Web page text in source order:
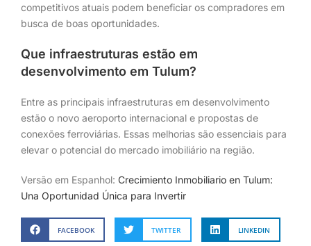
competitivos atuais podem beneficiar os compradores em
busca de boas oportunidades.
Que infraestruturas estão em
desenvolvimento em Tulum?
Entre as principais infraestruturas em desenvolvimento
estão o novo aeroporto internacional e propostas de
conexões ferroviárias. Essas melhorias são essenciais para
elevar o potencial do mercado imobiliário na região.
Versão em Espanhol: Crecimiento Inmobiliario en Tulum:
Una Oportunidad Única para Invertir
FACEBOOK TWITTER LINKEDIN